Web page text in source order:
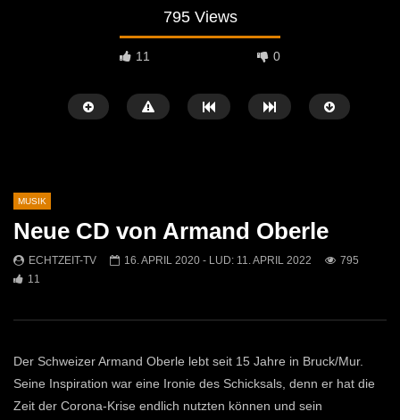
795 Views
11 0
Jasmin & Louis – Irgendwie, irgendwo,
ECHTZEIT-TV
9. MAI 2026
ECHTZEIT-TV
2.
MUSIK
Neue CD von Armand Oberle
ECHTZEIT-TV 16. APRIL 2020 - LUD: 11. APRIL 2022
795
11
Der Schweizer Armand Oberle lebt seit 15 Jahre in Bruck/Mur.
Seine Inspiration war eine Ironie des Schicksals, denn er hat die
Zeit der Corona-Krise endlich nutzten können und sein